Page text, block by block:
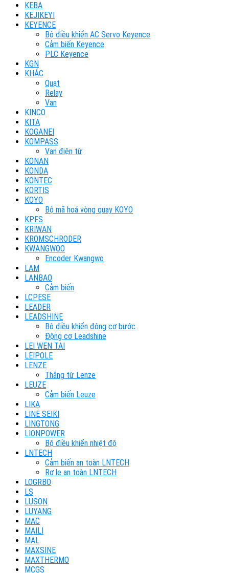
KEBA
KEJIKEYI
KEYENCE
Bộ điều khiển AC Servo Keyence
Cảm biến Keyence
PLC Keyence
KGN
KHÁC
Quạt
Relay
Van
KINCO
KITA
KOGANEI
KOMPASS
Van điện từ
KONAN
KONDA
KONTEC
KORTIS
KOYO
Bộ mã hoá vòng quay KOYO
KPFS
KRIWAN
KROMSCHRODER
KWANGWOO
Encoder Kwangwo
LAM
LANBAO
Cảm biến
LCPESE
LEADER
LEADSHINE
Bộ điều khiển động cơ bước
Động cơ Leadshine
LEI WEN TAI
LEIPOLE
LENZE
Thắng từ Lenze
LEUZE
Cảm biến Leuze
LIKA
LINE SEIKI
LINGTONG
LIONPOWER
Bộ điều khiển nhiệt độ
LNTECH
Cảm biến an toàn LNTECH
Rơ le an toàn LNTECH
LOGRBO
LS
LUSON
LUYANG
MAC
MAILI
MAL
MAXSINE
MAXTHERMO
MCGS